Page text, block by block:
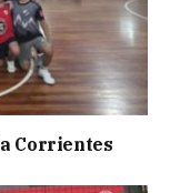
Corrientes